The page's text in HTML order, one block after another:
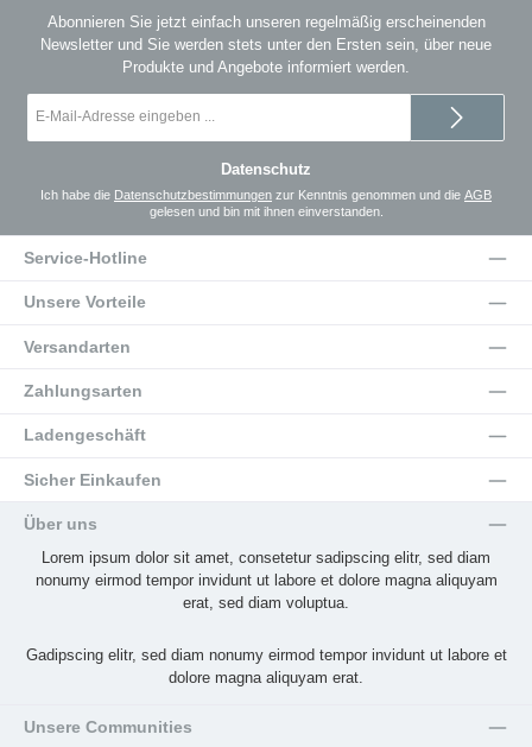
Abonnieren Sie jetzt einfach unseren regelmäßig erscheinenden
Newsletter und Sie werden stets unter den Ersten sein, über neue
Produkte und Angebote informiert werden.
Mail-
Datenschutz
Ich habe die Datenschutzbestimmungen zur Kenntnis genommen und die AGB
gelesen und bin mit ihnen einverstanden.
Service-Hotline
Unsere Vorteile
Versandarten
Zahlungsarten
Ladengeschäft
Sicher Einkaufen
Über uns
Lorem ipsum dolor sit amet, consetetur sadipscing elitr, sed diam
nonumy eirmod tempor invidunt ut labore et dolore magna aliquyam
erat, sed diam voluptua.
Gadipscing elitr, sed diam nonumy eirmod tempor invidunt ut labore et
dolore magna aliquyam erat.
Unsere Communities